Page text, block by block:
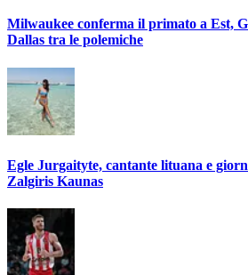
Milwaukee conferma il primato a Est,
Dallas tra le polemiche
Egle Jurgaityte, cantante lituana e
Zalgiris Kaunas